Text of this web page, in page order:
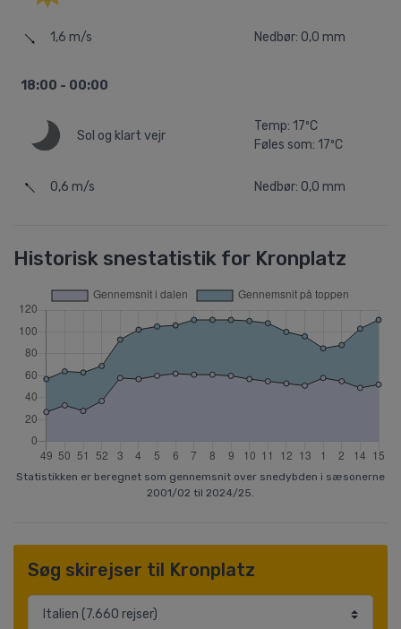
1,6 m/s Nedbør: 0,0 mm
18:00 - 00:00
Sol og klart vejr
Temp: 17ºC
Føles som: 17ºC
0,6 m/s Nedbør: 0,0 mm
Historisk snestatistik for Kronplatz
Statistikken er beregnet som gennemsnit over snedybden i sæsonerne
2001/02 til 2024/25.
Søg skirejser til Kronplatz